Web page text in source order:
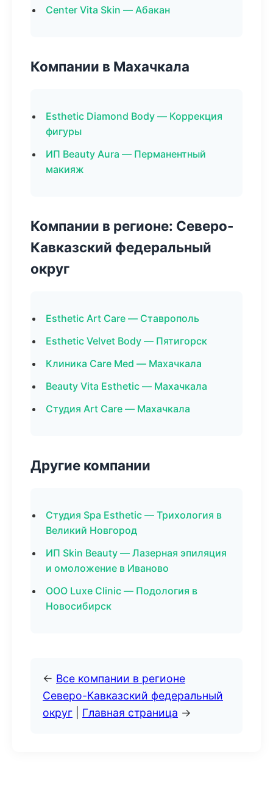
Center Vita Skin — Абакан
Компании в Махачкала
Esthetic Diamond Body — Коррекция
фигуры
ИП Beauty Aura — Перманентный
макияж
Компании в регионе: Северо-
Кавказский федеральный
округ
Esthetic Art Care — Ставрополь
Esthetic Velvet Body — Пятигорск
Клиника Care Med — Махачкала
Beauty Vita Esthetic — Махачкала
Студия Art Care — Махачкала
Другие компании
Студия Spa Esthetic — Трихология в
Великий Новгород
ИП Skin Beauty — Лазерная эпиляция
и омоложение в Иваново
ООО Luxe Clinic — Подология в
Новосибирск
← Все компании в регионе
Северо-Кавказский федеральный
округ
Главная страница →